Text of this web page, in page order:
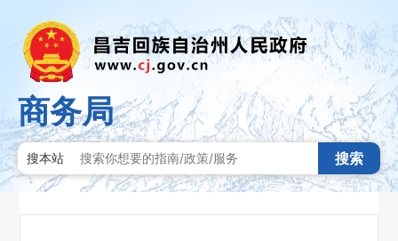
商务局
搜本站 搜索